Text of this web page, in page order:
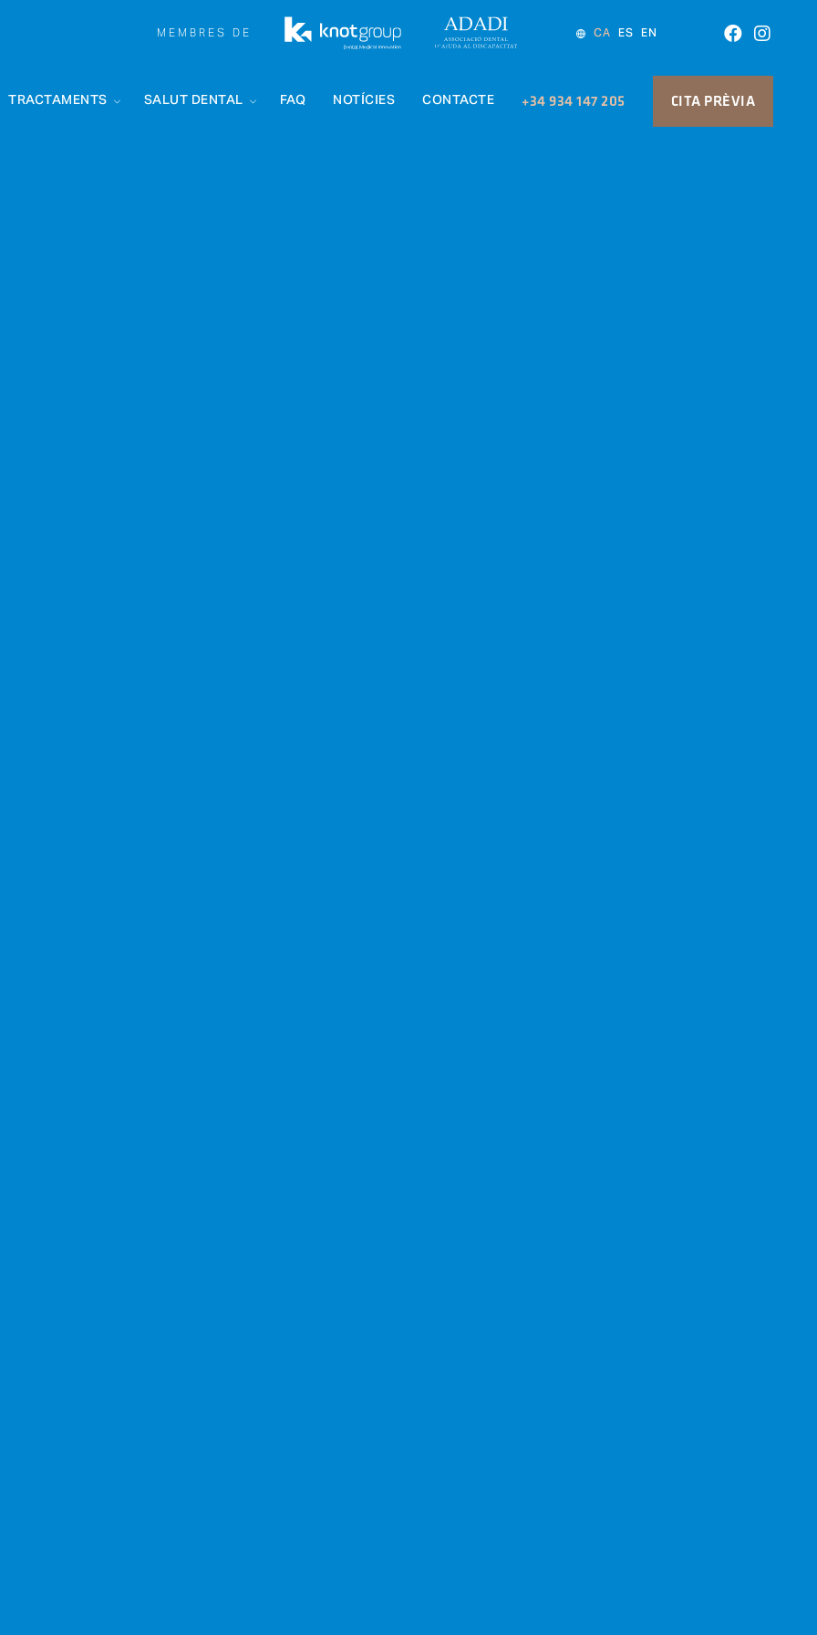
MEMBRES DE CA ES EN
TRACTAMENTS SALUT DENTAL FAQ NOTÍCIES CONTACTE +34 934 147 205 CITA PRÈVIA